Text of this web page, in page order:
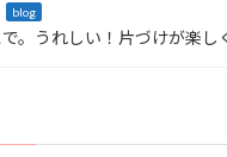
blog
で。うれしい！片づけが楽し